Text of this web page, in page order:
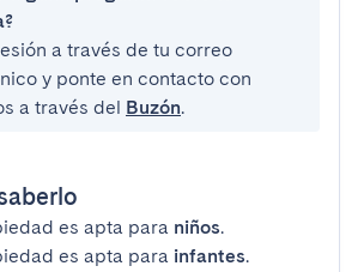
a través de tu correo
y ponte en contacto con
a través del Buzón.
es apta para niños.
es apta para infantes.